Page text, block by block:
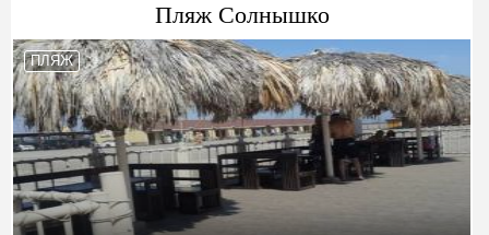
Пляж Солнышко
ПЛЯЖ